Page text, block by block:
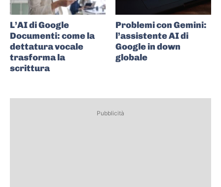
L’AI di Google
Documenti: come la
dettatura vocale
trasforma la
scrittura
Problemi con Gemini:
l’assistente AI di
Google in down
globale
Pubblicità